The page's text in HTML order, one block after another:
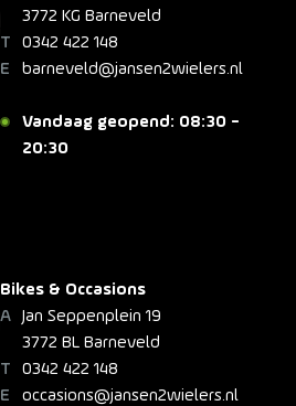
3772 KG Barneveld
0342 422 148
barneveld@jansen2wielers.nl
Vandaag geopend: 08:30 -
20:30
Bikes & Occasions
Jan Seppenplein 19
3772 BL Barneveld
0342 422 148
occasions@jansen2wielers.nl